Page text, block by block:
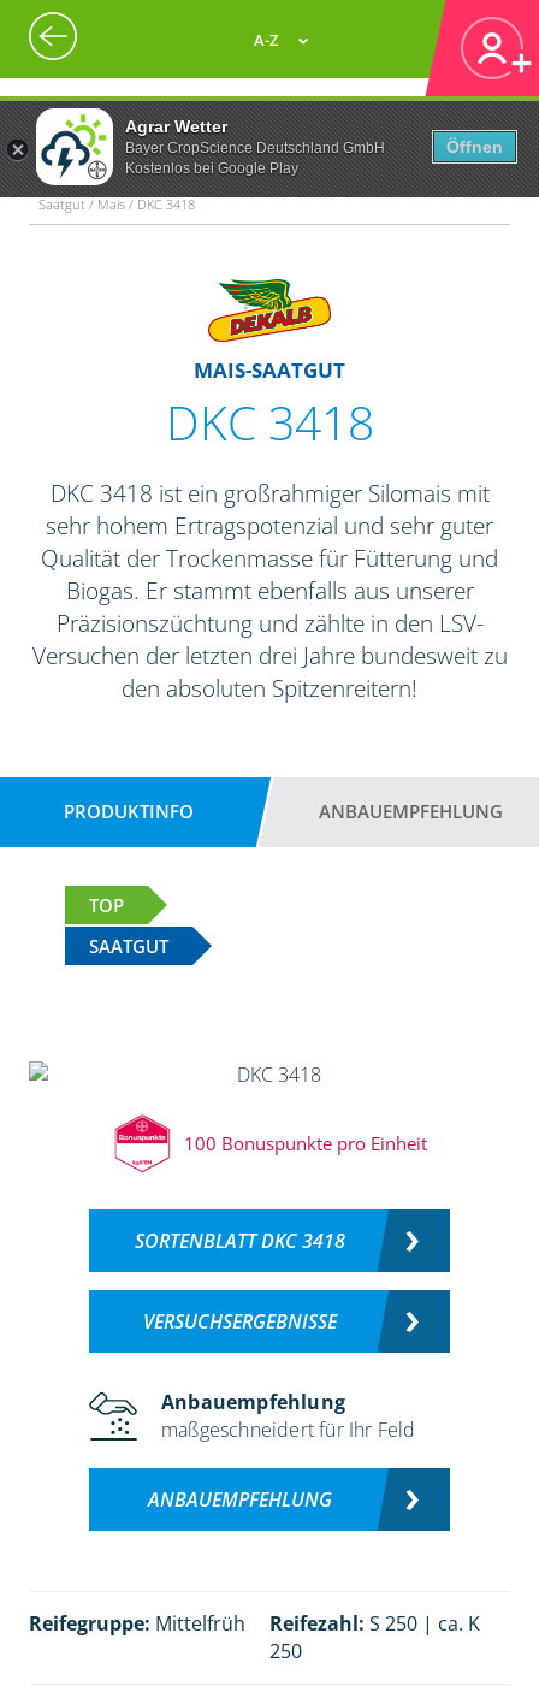
Agrar Wetter
Bayer CropScience Deutschland GmbH
Kostenlos bei Google Play
Öffnen
A-Z
Saatgut / Mais / DKC 3418
MAIS-SAATGUT
DKC 3418
DKC 3418 ist ein großrahmiger Silomais mit
sehr hohem Ertragspotenzial und sehr guter
Qualität der Trockenmasse für Fütterung und
Biogas. Er stammt ebenfalls aus unserer
Präzisionszüchtung und zählte in den LSV-
Versuchen der letzten drei Jahre bundesweit zu
den absoluten Spitzenreitern!
PRODUKTINFO ANBAUEMPFEHLUNG
TOP
SAATGUT
100 Bonuspunkte pro Einheit
SORTENBLATT DKC 3418
VERSUCHSERGEBNISSE
Anbauempfehlung
maßgeschneidert für Ihr Feld
ANBAUEMPFEHLUNG
Reifegruppe: Mittelfrüh Reifezahl: S 250 | ca. K
250